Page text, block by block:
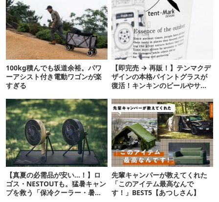
100kg積んでも坂道余裕。パワ
ーアシスト付き電動ワゴンが楽
すぎる
【即完売 → 再販！】テンマクデ
ザインの本格パイントグラスが
復活！キンキンのビールやサワ
【真夏の必需品が安い…！】ロ
ゴス・NESTOUTも。猛暑キャン
プを救う「保冷クーラー・暑さ
先輩キャンパーが教えてくれた
「このアイテム最高なんで
す！」BEST5【あつしさん】